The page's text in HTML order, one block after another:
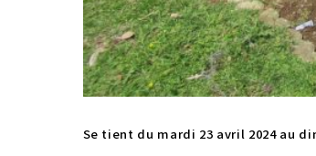
Se tient du mardi 23 avril 2024 au